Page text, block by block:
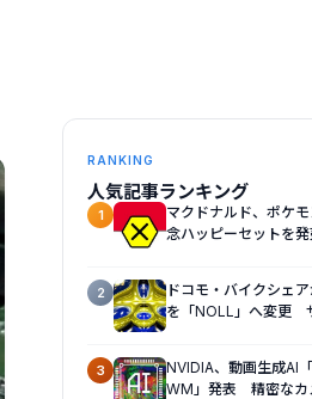
RANKING
人気記事ランキング
1
マクドナルド、ポケ
念ハッピーセットを
2
ドコモ・バイクシェ
を「NOLL」へ変更
3
NVIDIA、動画生成AI
WM」発表 精密なカ